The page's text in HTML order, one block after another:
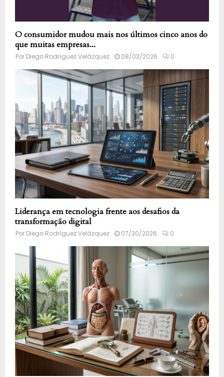
O consumidor mudou mais nos últimos cinco anos do
que muitas empresas...
Por Diego Rodríguez Velázquez 08/03/2026 0
Liderança em tecnologia frente aos desafios da
transformação digital
Por Diego Rodríguez Velázquez 07/30/2026 0